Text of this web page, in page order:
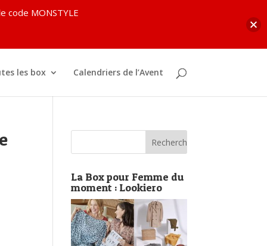
les box Calendriers de l’Avent
La Box pour Femme du
moment : Lookiero
code MONSTYLE